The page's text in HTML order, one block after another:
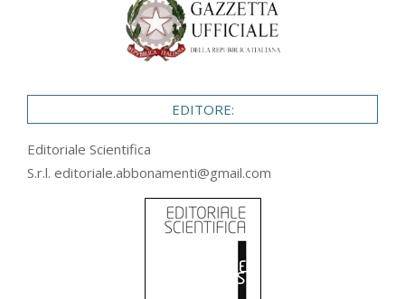
EDITORE:
Editoriale Scientifica
S.r.l. editoriale.abbonamenti@gmail.com